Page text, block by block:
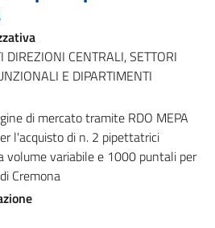
DIREZIONI CENTRALI, SETTORI
E DIPARTIMENTI
di mercato tramite RDO MEPA
l'acquisto di n. 2 pipettatrici
volume variabile e 1000 puntali per
Cremona